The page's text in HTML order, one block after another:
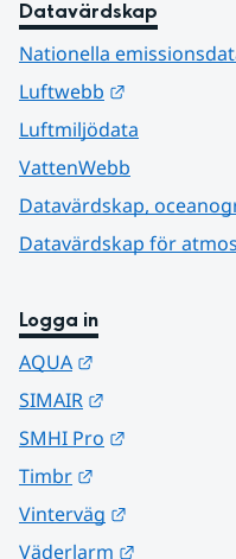
Datavärdskap
Nationella
Luftwebb
Luftmiljödata
VattenWebb
Datavärdskap,
Datavärdskap för
Logga in
AQUA
SIMAIR
SMHI Pro
Timbr
Vinterväg
Väderlarm